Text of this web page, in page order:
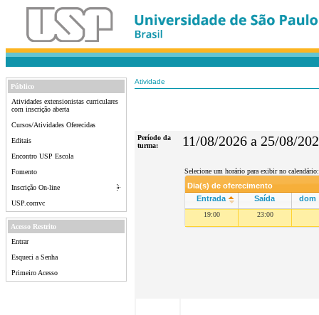
Público
Atividades extensionistas curriculares
com inscrição aberta
Cursos/Atividades Oferecidas
Editais
Encontro USP Escola
Fomento
Inscrição On-line
USP.comvc
Acesso Restrito
Entrar
Esqueci a Senha
Primeiro Acesso
Atividade
Período da
turma:
11/08/2026 a 25/08/
Selecione um horário para exibir no calendário:
Dia(s) de oferecimento
Entrada
Saída dom
19:00 23:00